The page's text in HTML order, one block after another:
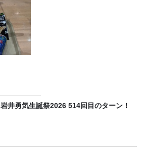
岩井勇気生誕祭2026 514回目のターン！